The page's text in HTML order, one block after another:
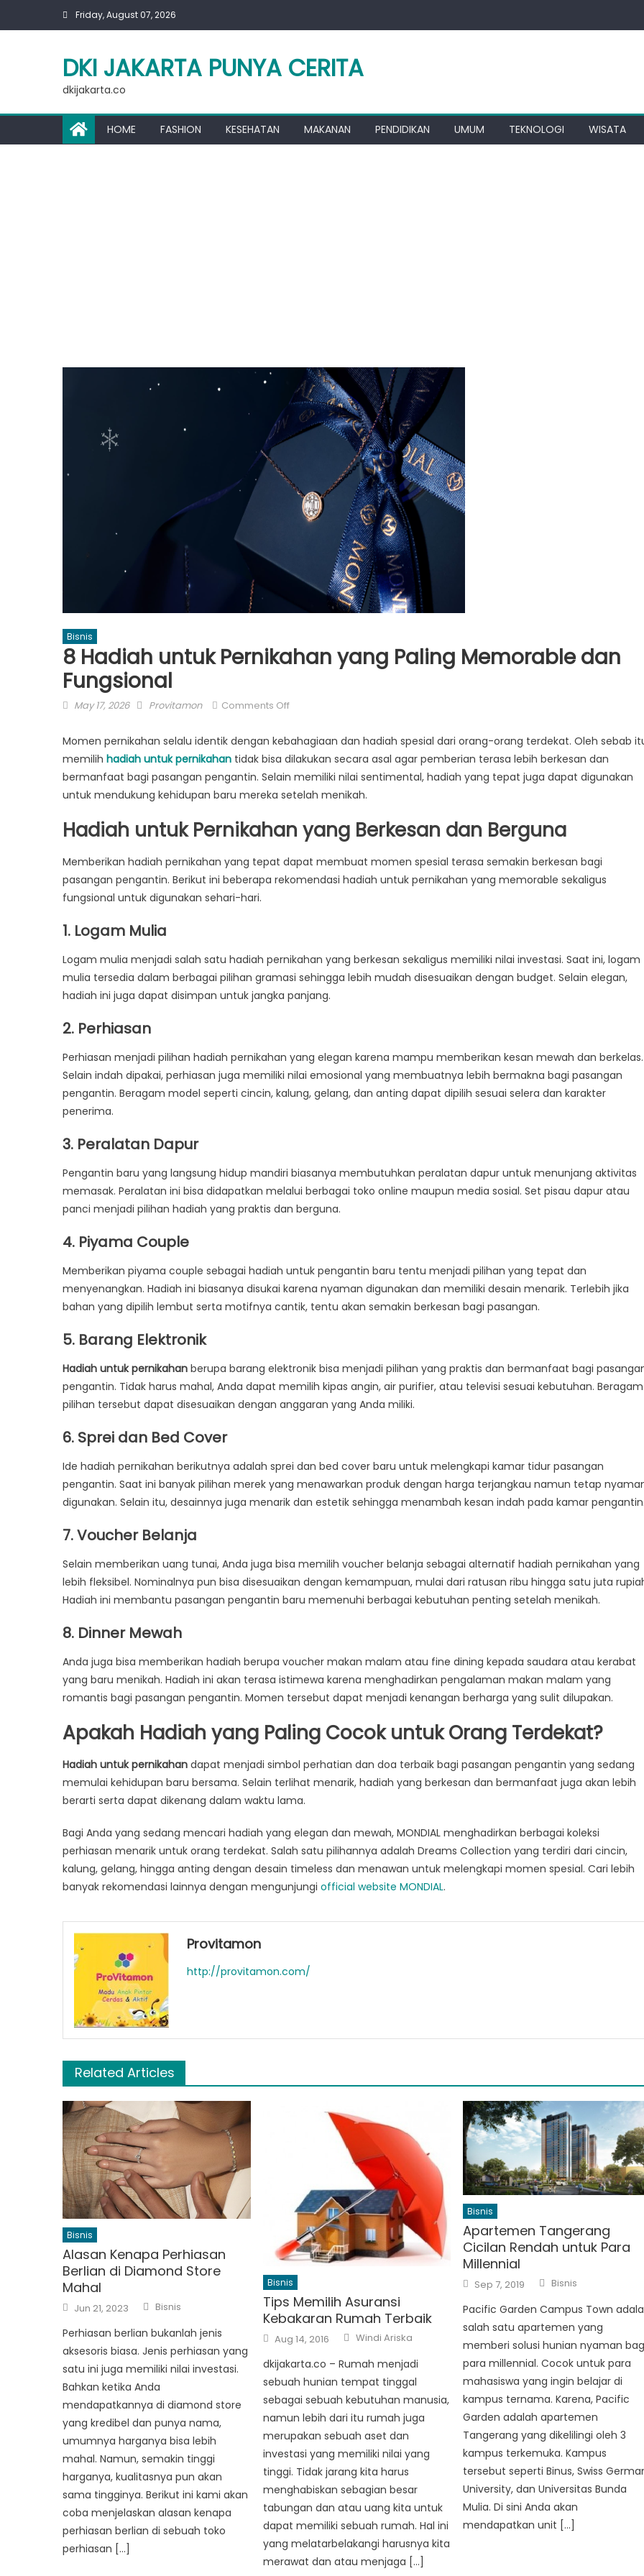
Friday, August 07, 2026
DKI JAKARTA PUNYA CERITA
dkijakarta.co
HOME FASHION KESEHATAN MAKANAN PENDIDIKAN UMUM TEKNOLOGI WISATA
Bisnis
8 Hadiah untuk Pernikahan yang Paling Memorable dan
Fungsional
Posted
May 17, 2026 Author
Provitamon Comments Offon
Hadiah
untuk
Pernikahan
Paling
dan
Momen pernikahan selalu identik dengan kebahagiaan dan hadiah spesial dari orang-orang terdekat. Oleh sebab
memilih hadiah untuk pernikahan tidak bisa dilakukan secara asal agar pemberian terasa lebih berkesan dan
bermanfaat bagi pasangan pengantin. Selain memiliki nilai sentimental, hadiah yang tepat juga dapat digunakan
untuk mendukung kehidupan baru mereka setelah menikah.
Hadiah untuk Pernikahan yang Berkesan dan Berguna
Memberikan hadiah pernikahan yang tepat dapat membuat momen spesial terasa semakin berkesan bagi
pasangan pengantin. Berikut ini beberapa rekomendasi hadiah untuk pernikahan yang memorable sekaligus
fungsional untuk digunakan sehari-hari.
1. Logam Mulia
Logam mulia menjadi salah satu hadiah pernikahan yang berkesan sekaligus memiliki nilai investasi. Saat ini, logam
mulia tersedia dalam berbagai pilihan gramasi sehingga lebih mudah disesuaikan dengan budget. Selain elegan,
hadiah ini juga dapat disimpan untuk jangka panjang.
2. Perhiasan
Perhiasan menjadi pilihan hadiah pernikahan yang elegan karena mampu memberikan kesan mewah dan berkelas.
Selain indah dipakai, perhiasan juga memiliki nilai emosional yang membuatnya lebih bermakna bagi pasangan
pengantin. Beragam model seperti cincin, kalung, gelang, dan anting dapat dipilih sesuai selera dan karakter
penerima.
3. Peralatan Dapur
Pengantin baru yang langsung hidup mandiri biasanya membutuhkan peralatan dapur untuk menunjang aktivitas
memasak. Peralatan ini bisa didapatkan melalui berbagai toko online maupun media sosial. Set pisau dapur atau
panci menjadi pilihan hadiah yang praktis dan berguna.
4. Piyama Couple
Memberikan piyama couple sebagai hadiah untuk pengantin baru tentu menjadi pilihan yang tepat dan
menyenangkan. Hadiah ini biasanya disukai karena nyaman digunakan dan memiliki desain menarik. Terlebih jika
bahan yang dipilih lembut serta motifnya cantik, tentu akan semakin berkesan bagi pasangan.
5. Barang Elektronik
Hadiah untuk pernikahan berupa barang elektronik bisa menjadi pilihan yang praktis dan bermanfaat bagi
pengantin. Tidak harus mahal, Anda dapat memilih kipas angin, air purifier, atau televisi sesuai kebutuhan. Beragam
pilihan tersebut dapat disesuaikan dengan anggaran yang Anda miliki.
6. Sprei dan Bed Cover
Ide hadiah pernikahan berikutnya adalah sprei dan bed cover baru untuk melengkapi kamar tidur pasangan
pengantin. Saat ini banyak pilihan merek yang menawarkan produk dengan harga terjangkau namun tetap
digunakan. Selain itu, desainnya juga menarik dan estetik sehingga menambah kesan indah pada kamar pengantin.
7. Voucher Belanja
Selain memberikan uang tunai, Anda juga bisa memilih voucher belanja sebagai alternatif hadiah pernikahan yang
lebih fleksibel. Nominalnya pun bisa disesuaikan dengan kemampuan, mulai dari ratusan ribu hingga satu juta
Hadiah ini membantu pasangan pengantin baru memenuhi berbagai kebutuhan penting setelah menikah.
8. Dinner Mewah
Anda juga bisa memberikan hadiah berupa voucher makan malam atau fine dining kepada saudara atau kerabat
yang baru menikah. Hadiah ini akan terasa istimewa karena menghadirkan pengalaman makan malam yang
romantis bagi pasangan pengantin. Momen tersebut dapat menjadi kenangan berharga yang sulit dilupakan.
Apakah Hadiah yang Paling Cocok untuk Orang Terdekat?
Hadiah untuk pernikahan dapat menjadi simbol perhatian dan doa terbaik bagi pasangan pengantin yang sedang
memulai kehidupan baru bersama. Selain terlihat menarik, hadiah yang berkesan dan bermanfaat juga akan lebih
berarti serta dapat dikenang dalam waktu lama.
Bagi Anda yang sedang mencari hadiah yang elegan dan mewah, MONDIAL menghadirkan berbagai koleksi
perhiasan menarik untuk orang terdekat. Salah satu pilihannya adalah Dreams Collection yang terdiri dari cincin,
kalung, gelang, hingga anting dengan desain timeless dan menawan untuk melengkapi momen spesial. Cari lebih
banyak rekomendasi lainnya dengan mengunjungi official website MONDIAL.
Provitamon
http://provitamon.com/
Related Articles
Bisnis
Alasan Kenapa Perhiasan
Berlian di Diamond Store
Mahal
Posted
on
Jun 21, 2023 Author
Bisnis
Perhiasan berlian bukanlah jenis
aksesoris biasa. Jenis perhiasan yang
satu ini juga memiliki nilai investasi.
Bahkan ketika Anda
mendapatkannya di diamond store
yang kredibel dan punya nama,
umumnya harganya bisa lebih
mahal. Namun, semakin tinggi
harganya, kualitasnya pun akan
sama tingginya. Berikut ini kami akan
coba menjelaskan alasan kenapa
perhiasan berlian di sebuah toko
perhiasan […]
Bisnis
Tips Memilih Asuransi
Kebakaran Rumah Terbaik
Posted
on
Aug 14, 2016 Author
Windi Ariska
dkijakarta.co – Rumah menjadi
sebuah hunian tempat tinggal
sebagai sebuah kebutuhan manusia,
namun lebih dari itu rumah juga
merupakan sebuah aset dan
investasi yang memiliki nilai yang
tinggi. Tidak jarang kita harus
menghabiskan sebagian besar
tabungan dan atau uang kita untuk
dapat memiliki sebuah rumah. Hal ini
yang melatarbelakangi harusnya kita
merawat dan atau menjaga […]
Bisnis
Apartemen Tangerang
Cicilan Rendah untuk Para
Millennial
Posted
on
Sep 7, 2019 Author
Bisnis
Pacific Garden Campus Town
salah satu apartemen yang
memberi solusi hunian nyaman
para millennial. Cocok untuk para
mahasiswa yang ingin belajar di
kampus ternama. Karena, Pacific
Garden adalah apartemen
Tangerang yang dikelilingi oleh 3
kampus terkemuka. Kampus
tersebut seperti Binus, Swiss
University, dan Universitas Bunda
Mulia. Di sini Anda akan
mendapatkan unit […]